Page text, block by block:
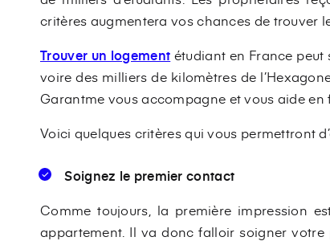
critères augmentera vos chances de trouver
Trouver un logement étudiant en France peut
voire des milliers de kilomètres de
Garantme vous accompagne et vous aide en
Voici quelques critères qui vous permettront
Soignez le premier contact
Comme toujours, la première impression
appartement. Il va donc falloir soigner